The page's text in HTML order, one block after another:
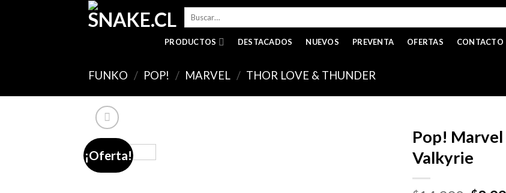
Buscar
PRODUCTOS DESTACADOS NUEVOS PREVENTA OFERTAS CONTACTO
FUNKO / POP! / MARVEL / THOR LOVE & THUNDER
¡Oferta!
Pop!
Valkyrie